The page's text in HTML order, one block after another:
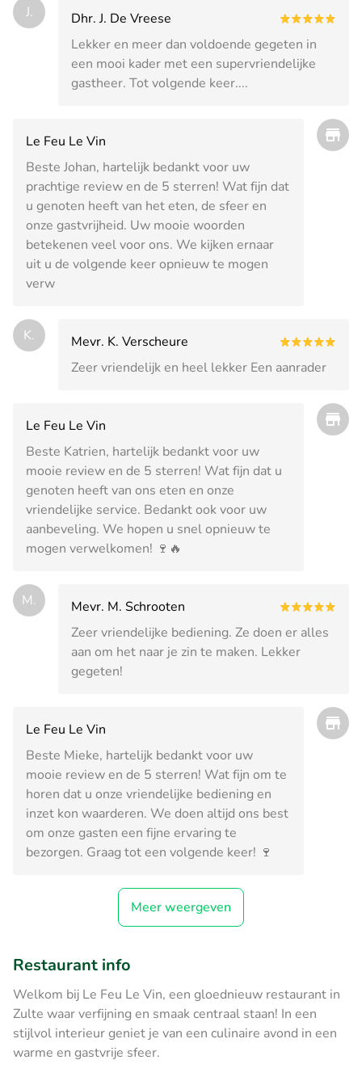
J.
Dhr. J. De Vreese
Lekker en meer dan voldoende gegeten in
een mooi kader met een supervriendelijke
gastheer. Tot volgende keer....
Le Feu Le Vin
Beste Johan, hartelijk bedankt voor uw
prachtige review en de 5 sterren! Wat fijn dat
u genoten heeft van het eten, de sfeer en
onze gastvrijheid. Uw mooie woorden
betekenen veel voor ons. We kijken ernaar
uit u de volgende keer opnieuw te mogen
verw
K.
Mevr. K. Verscheure
Zeer vriendelijk en heel lekker Een aanrader
Le Feu Le Vin
Beste Katrien, hartelijk bedankt voor uw
mooie review en de 5 sterren! Wat fijn dat u
genoten heeft van ons eten en onze
vriendelijke service. Bedankt ook voor uw
aanbeveling. We hopen u snel opnieuw te
mogen verwelkomen! 🍷🔥
M.
Mevr. M. Schrooten
Zeer vriendelijke bediening. Ze doen er alles
aan om het naar je zin te maken. Lekker
gegeten!
Le Feu Le Vin
Beste Mieke, hartelijk bedankt voor uw
mooie review en de 5 sterren! Wat fijn om te
horen dat u onze vriendelijke bediening en
inzet kon waarderen. We doen altijd ons best
om onze gasten een fijne ervaring te
bezorgen. Graag tot een volgende keer! 🍷
Meer weergeven
Restaurant info
Welkom bij Le Feu Le Vin, een gloednieuw restaurant in
Zulte waar verfijning en smaak centraal staan! In een
stijlvol interieur geniet je van een culinaire avond in een
warme en gastvrije sfeer.